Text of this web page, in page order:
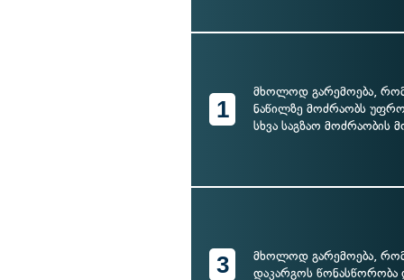
1
მხოლოდ გარემოება,
ნაწილზე მოძრაობს
სხვა საგზაო მოძრაობის
3
მხოლოდ გარემოება, რომ
დაკარგოს წონასწორობა